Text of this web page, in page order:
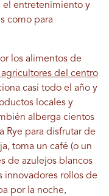
el entretenimiento y
como para
los alimentos de
del centro
casi todo el año y
locales y
alberga cientos
Rye para disfrutar de
toma un café (o un
de azulejos blancos
innovadores rollos de
por la noche,